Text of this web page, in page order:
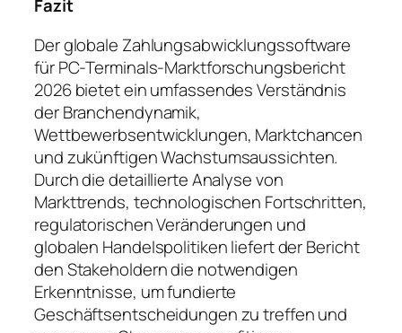
Fazit
Der globale Zahlungsabwicklungssoftware
für PC-Terminals-Marktforschungsbericht
2026 bietet ein umfassendes Verständnis
der Branchendynamik,
Wettbewerbsentwicklungen, Marktchancen
und zukünftigen Wachstumsaussichten.
Durch die detaillierte Analyse von
Markttrends, technologischen Fortschritten,
regulatorischen Veränderungen und
globalen Handelspolitiken liefert der Bericht
den Stakeholdern die notwendigen
Erkenntnisse, um fundierte
Geschäftsentscheidungen zu treffen und